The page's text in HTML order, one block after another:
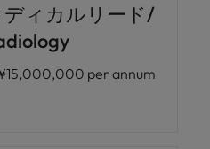
ィカルリード/
per annum